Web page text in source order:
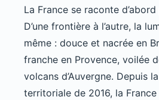
La France se raconte
D’une frontière à l’autre, la
même : douce et nacrée en
franche en Provence, voilée
volcans d’Auvergne. Depuis
territoriale de 2016, la